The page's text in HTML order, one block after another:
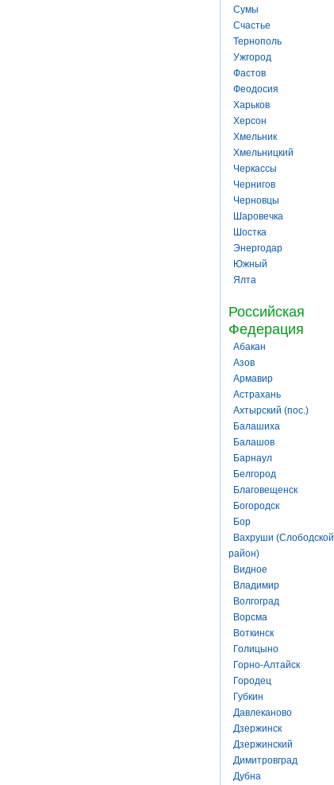
Сумы
Счастье
Тернополь
Ужгород
Фастов
Феодосия
Харьков
Херсон
Хмельник
Хмельницкий
Черкассы
Чернигов
Черновцы
Шаровечка
Шостка
Энергодар
Южный
Ялта
Российская
Федерация
Абакан
Азов
Армавир
Астрахань
Ахтырский (пос.)
Балашиха
Балашов
Барнаул
Белгород
Благовещенск
Богородск
Бор
Вахруши (Слободской
район)
Видное
Владимир
Волгоград
Ворсма
Воткинск
Голицыно
Горно-Алтайск
Городец
Губкин
Давлеканово
Дзержинск
Дзержинский
Димитровград
Дубна